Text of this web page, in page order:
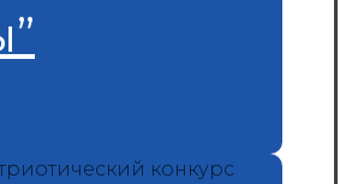
конкурс